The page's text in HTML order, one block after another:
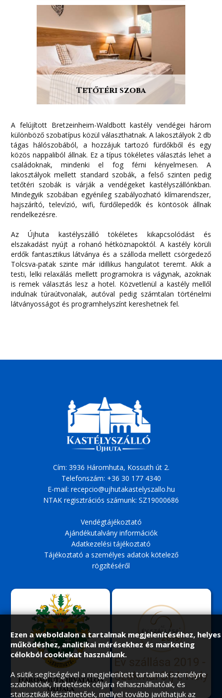
Tetőtéri szoba
A felújított Bretzeinheim-Waldbott kastély vendégei három
különböző szobatípus közül választhatnak. A lakosztályok 2 db
tágas hálószobából, a hozzájuk tartozó fürdőkből és egy
közös nappaliból állnak. Ez a típus tökéletes választás lehet a
családoknak, mindenki el fog férni kényelmesen. A
lakosztályok mellett standard szobák, a felső szinten pedig
tetőtéri szobák is várják a vendégeket kastélyszállónkban.
Mindegyik szobában egyénileg szabályozható klímarendszer,
hajszárító, televízió, wifi, fürdőlepedők és köntösök állnak
rendelkezésre.
Az Újhuta kastélyszálló tökéletes kikapcsolódást és
elszakadást nyújt a rohanó hétköznapoktól. A kastély körüli
erdők fantasztikus látványa és a szálloda mellett csörgedező
Tolcsva-patak szinte már idillikus hangulatot teremt. Akik a
testi, lelki relaxálás mellett programokra is vágynak, azoknak
is remek választás lesz a hotel. Közvetlenül a kastély mellől
indulnak túraútvonalak, autóval pedig számtalan történelmi
látványosságot és programhelyszínt kereshetnek fel.
Cím: 3936 Háromhuta, Kossuth út 2.
Telefonszám: +36 30 177 4340
E-mail: recepcio@ujhutakastelyszallo.hu
NTAK regisztrációs számunk: SZ19000686
Vendégtájékoztató
Ajándékutalvány információk
Adatkezelési tájékoztató
Tájékoztató a személyes adatok kötelező
rögzítéséről
Háromhuta hivatalos
oldala
Ezen a weboldalon a tartalmak megjelenítéséhez, helyes
működéshez, analitikai mérésekhez és marketing
célokból cookiekat használunk.
A sütik segítségével a megjelenített tartalmak személyre
szabhatóak, hirdetések céljára felhasználhatóak, és
statisztikák készíthetőek, mellyel tovább javíthatjuk az